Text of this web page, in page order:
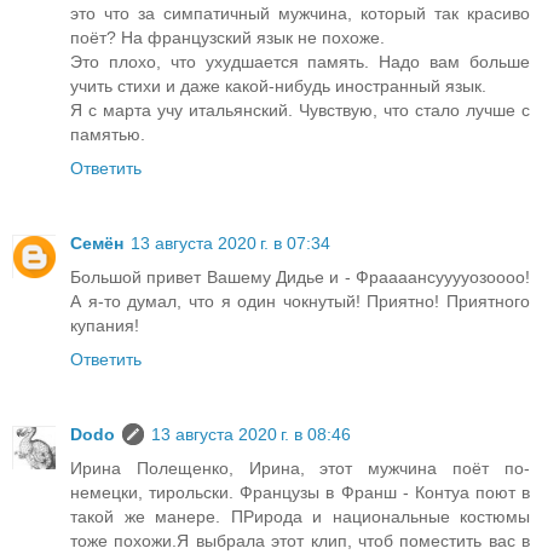
это что за симпатичный мужчина, который так красиво
поёт? На французский язык не похоже.
Это плохо, что ухудшается память. Надо вам больше
учить стихи и даже какой-нибудь иностранный язык.
Я с марта учу итальянский. Чувствую, что стало лучше с
памятью.
Ответить
Семён 13 августа 2020 г. в 07:34
Большой привет Вашему Дидье и - Фраааансууууозоооо!
А я-то думал, что я один чокнутый! Приятно! Приятного
купания!
Ответить
Dodo
13 августа 2020 г. в 08:46
Ирина Полещенко, Ирина, этот мужчина поёт по-
немецки, тирольски. Французы в Франш - Контуа поют в
такой же манере. ПРирода и национальные костюмы
тоже похожи.Я выбрала этот клип, чтоб поместить вас в